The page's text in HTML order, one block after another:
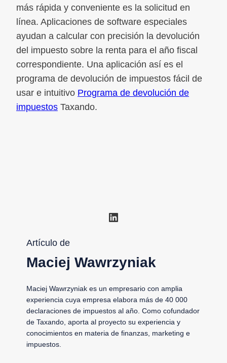
más rápida y conveniente es la solicitud en
línea. Aplicaciones de software especiales
ayudan a calcular con precisión la devolución
del impuesto sobre la renta para el año fiscal
correspondiente. Una aplicación así es el
programa de devolución de impuestos fácil de
usar e intuitivo Programa de devolución de
impuestos Taxando.
LinkedIn
Artículo de
Maciej Wawrzyniak
Maciej Wawrzyniak es un empresario con amplia
experiencia cuya empresa elabora más de 40 000
declaraciones de impuestos al año. Como cofundador
de Taxando, aporta al proyecto su experiencia y
conocimientos en materia de finanzas, marketing e
impuestos.